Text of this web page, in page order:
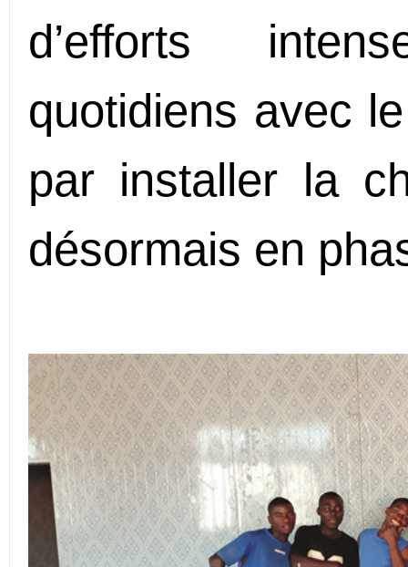
d’efforts
quotidiens avec
par installer la
désormais en